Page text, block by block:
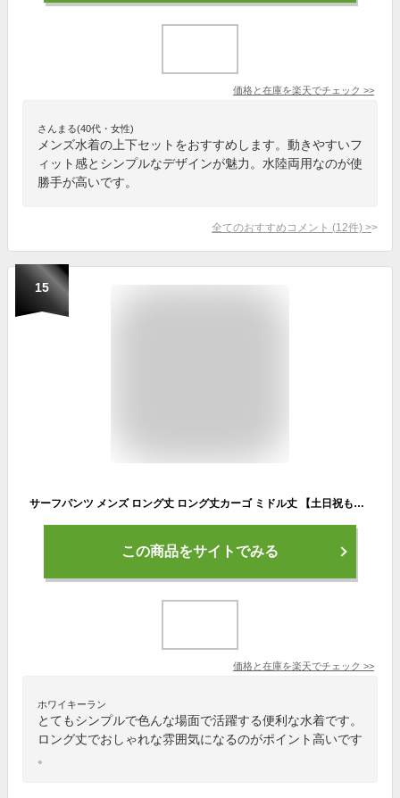
価格と在庫を楽天でチェック >>
さんまる(40代・女性)
メンズ水着の上下セットをおすすめします。動きやすいフ
ィット感とシンプルなデザインが魅力。水陸両用なのが使
勝手が高いです。
全てのおすすめコメント (12件) >
15
サーフパンツ メンズ ロング丈 ロング丈カーゴ ミドル丈 【土日祝も出荷】☆販売累計180万枚突破☆ ≪365日品質保証≫★30日返品OK★インナー付き メンズサーフパンツ 水着 レディース キッズ の ラッシュガード や トレンカ マリンシューズ サファリハット リンネ
この商品をサイトでみる
価格と在庫を楽天でチェック >>
ホワイキーラン
とてもシンプルで色んな場面で活躍する便利な水着です。
ロング丈でおしゃれな雰囲気になるのがポイント高いです
。